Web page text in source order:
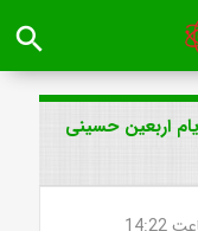
search
اربعین حسینی